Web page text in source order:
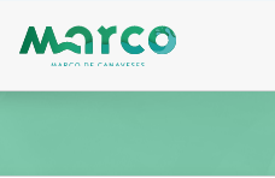
to